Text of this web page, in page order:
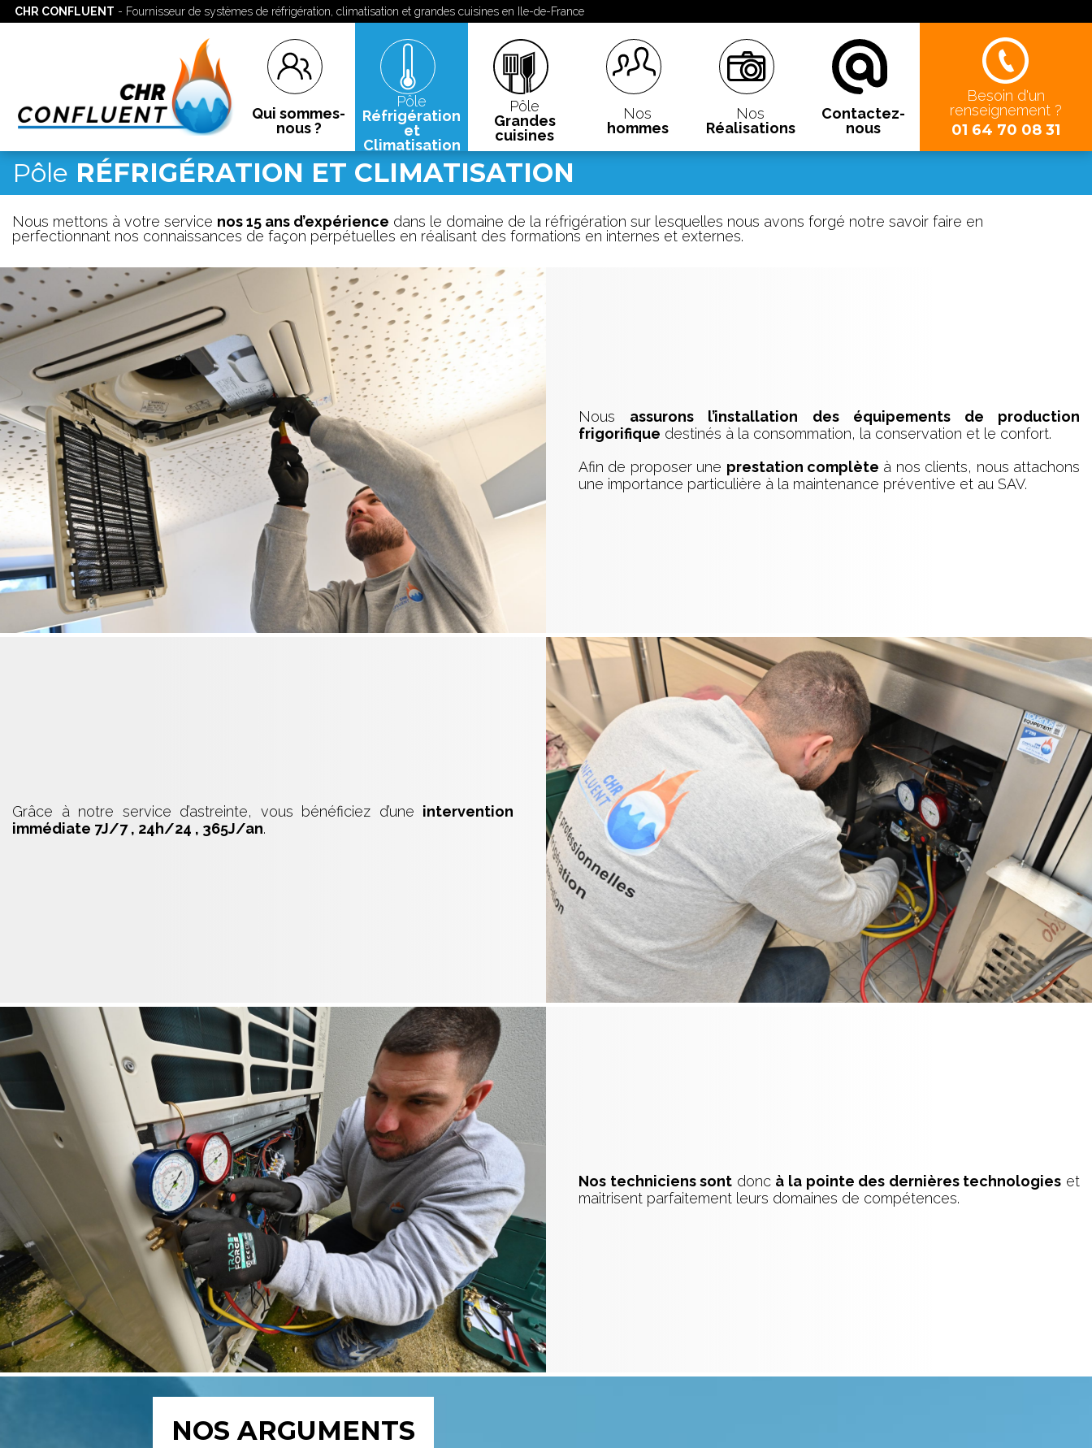
CHR CONFLUENT - Fournisseur de systèmes de réfrigération, climatisation et grandes cuisines en Ile-de-France
Qui sommes-
nous ?
Pôle
Réfrigération
et
Climatisation
Pôle
Grandes
cuisines
Nos
hommes
Nos
Réalisations
Contactez-
nous
Besoin d'un
renseignement ?
01 64 70 08 31
Pôle RÉFRIGÉRATION ET CLIMATISATION
Nous mettons à votre service nos 15 ans d’expérience dans le domaine de la réfrigération sur lesquelles nous avons forgé notre savoir faire en
perfectionnant nos connaissances de façon perpétuelles en réalisant des formations en internes et externes.
Nous assurons l’installation des équipements de production
frigorifique destinés à la consommation, la conservation et le confort.
Afin de proposer une prestation complète à nos clients, nous attachons
une importance particulière à la maintenance préventive et au SAV.
Grâce à notre service d’astreinte, vous bénéficiez d’une intervention
immédiate 7J/7 , 24h/24 , 365J/an.
Nos techniciens sont donc à la pointe des dernières technologies et
maitrisent parfaitement leurs domaines de compétences.
NOS ARGUMENTS